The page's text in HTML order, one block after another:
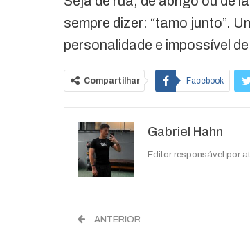
sempre dizer: “tamo junto”.
personalidade e impossível
Compartilhar Facebook
Gabriel Hahn
Editor responsável por
ANTERIOR